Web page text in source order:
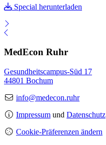
Special herunterladen
MedEcon Ruhr
Gesundheitscampus-Süd 17
44801 Bochum
info@medecon.ruhr
Impressum und Datenschutz
Cookie-Präferenzen ändern